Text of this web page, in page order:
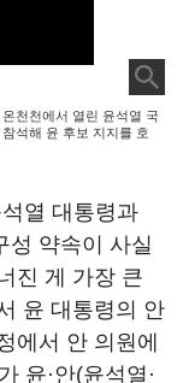
천천에서 열린 윤석열 국
석해 윤 후보 지지를 호
열 대통령과
성 약속이 사실
진 게 가장 큰
윤 대통령의 안
에서 안 의원에
윤·안(윤석열·